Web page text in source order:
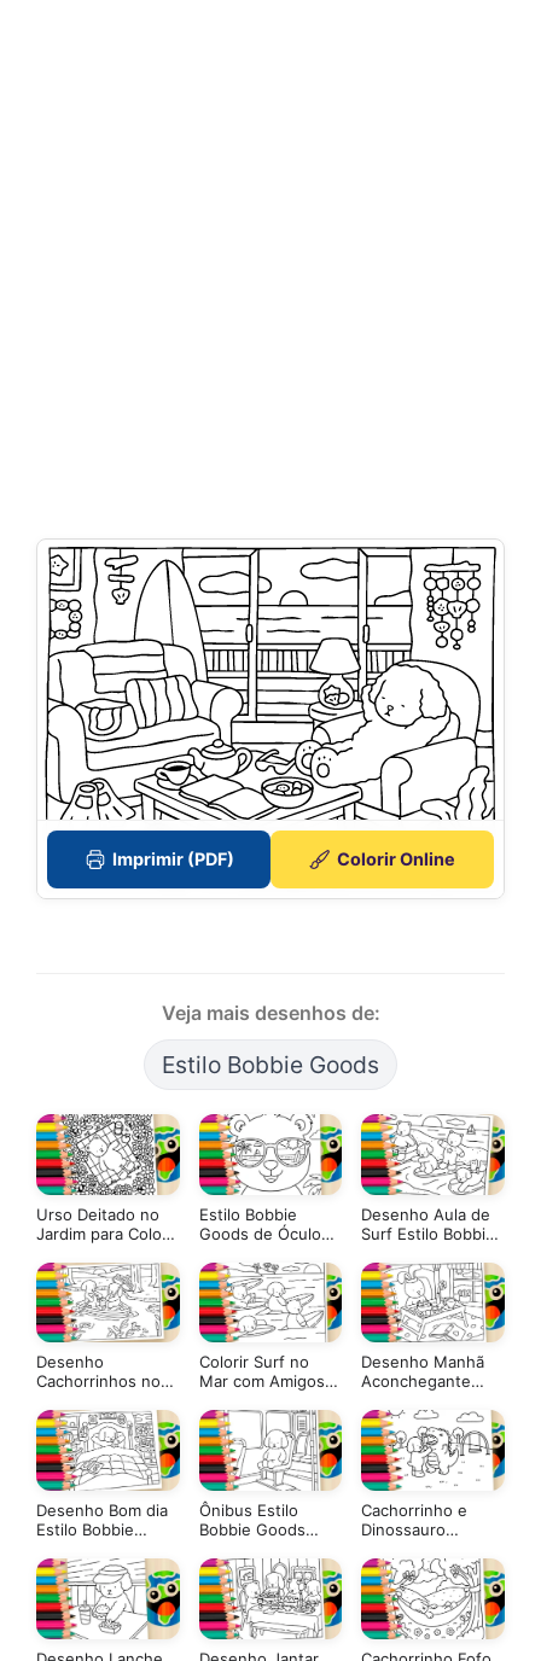
Imprimir (PDF) Colorir Online
Veja mais desenhos de:
Estilo Bobbie Goods
Urso Deitado no
Jardim para Colorir
Celular
Estilo Bobbie
Goods de Óculos
para Colorir
Desenho Aula de
Surf Estilo Bobbie
Desenho
Cachorrinhos no
Bobbie Goods
GRÁTIS ▷ Pinte no
Celular
Colorir Surf no
Mar com Amigos
Goods Online
Desenho Manhã
Aconchegante
Goods para Colorir
Desenho Bom dia
Estilo Bobbie
Ônibus Estilo
Bobbie Goods
GRÁTIS ▷ Pinte no
Celular
Cachorrinho e
Dinossauro
Celular